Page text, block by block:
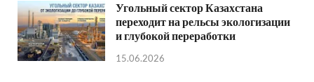
Угольный сектор Казахстана
переходит на рельсы экологизации
и глубокой переработки
15.06.2026